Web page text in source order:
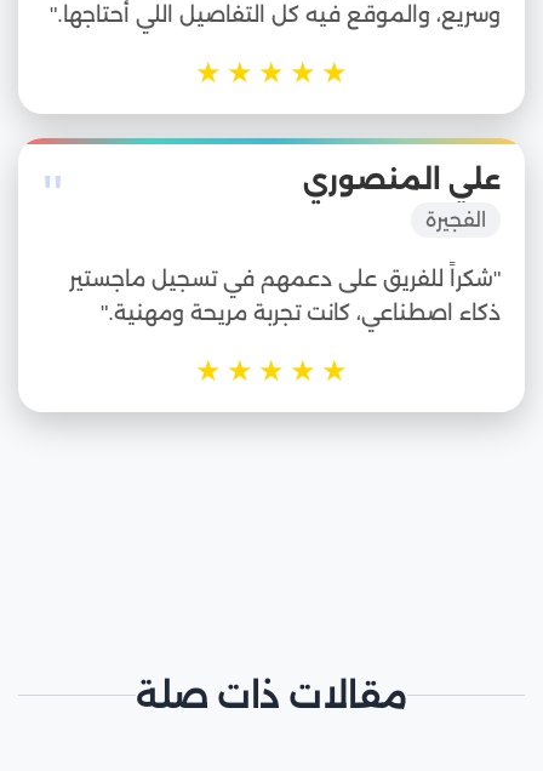
وسريع، والموقع فيه كل التفاصيل اللي أحتاجها."
★
★
★
★
★
" علي المنصوري
الفجيرة
"شكراً للفريق على دعمهم في تسجيل ماجستير
ذكاء اصطناعي، كانت تجربة مريحة ومهنية."
★
★
★
★
★
مقالات ذات صلة